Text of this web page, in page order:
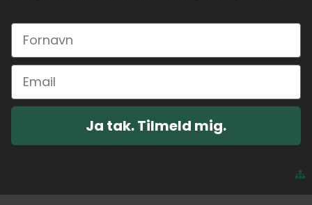
Ja tak. Tilmeld mig.